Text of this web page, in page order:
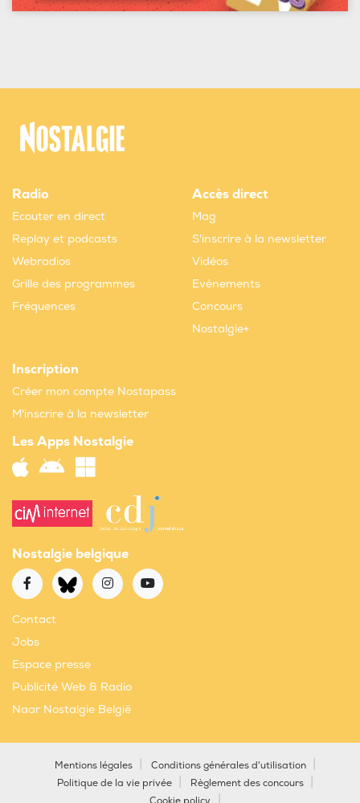
Radio
Ecouter en direct
Replay et podcasts
Webradios
Grille des programmes
Fréquences
Accès direct
Mag
S'inscrire à la newsletter
Vidéos
Evènements
Concours
Nostalgie+
Inscription
Créer mon compte Nostapass
M'inscrire à la newsletter
Les Apps Nostalgie
Nostalgie belgique
Contact
Jobs
Espace presse
Publicité Web & Radio
Naar Nostalgie België
Mentions légales
Conditions générales d'utilisation
Politique de la vie privée
Règlement des concours